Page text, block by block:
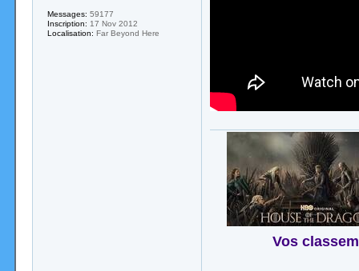
Vos
Messages: 59177
Inscription: 17 Nov 2012
Localisation: Far Beyond Here